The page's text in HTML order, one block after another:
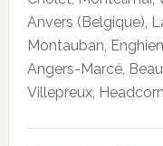
Anvers (Belgique),
Montauban,
Angers-Marcé,
Villepreux,